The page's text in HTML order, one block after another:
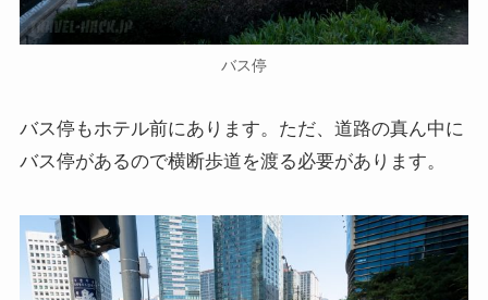
バス停
バス停もホテル前にあります。ただ、道路の真ん中に
バス停があるので横断歩道を渡る必要があります。